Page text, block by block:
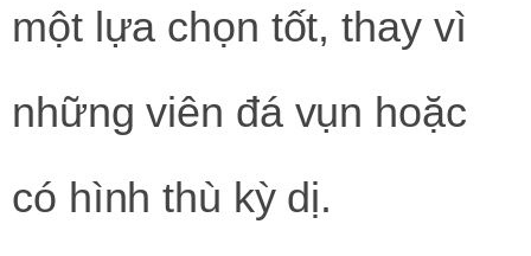
một lựa chọn tốt, thay vì
những viên đá vụn hoặc
có hình thù kỳ dị.